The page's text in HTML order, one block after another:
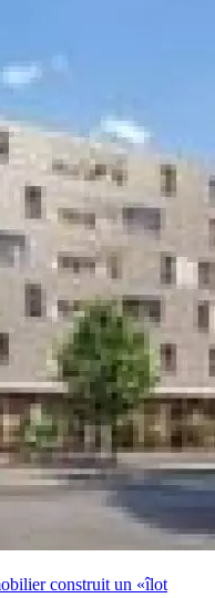
construit un «îlot